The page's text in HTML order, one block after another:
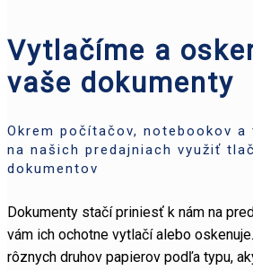
Vytlačíme a
vaše dokumenty
Okrem počítačov, notebookov
na našich predajniach využiť
dokumentov
Dokumenty stačí priniesť k nám na
vám ich ochotne vytlačí alebo
rôznych druhov papierov podľa typu,